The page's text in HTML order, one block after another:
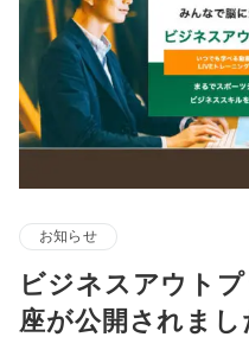
お知らせ
ビジネスアウト
座が公開されまし